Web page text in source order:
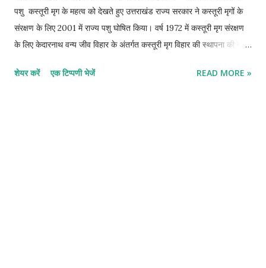
पशु कस्तूरी मृग के महत्व को देखते हुए उत्तराखंड राज्य सरकार ने कस्तूरी मृगों के
संरक्षण के लिए 2001 में राज्य पशु घोषित किया। वर्ष 1972 में कस्तूरी मृग संरक्षण
के लिए केदारनाथ वन्य जीव विहार के अंतर्गत कस्तूरी मृग विहार की स्थापना की गई
की। महरूड़ी कस्तूरी मृग अनुसंधान केन्द्र यह केंद्र कस्तूरी मृग
शेयर करें एक टिप्पणी भेजें READ MORE »